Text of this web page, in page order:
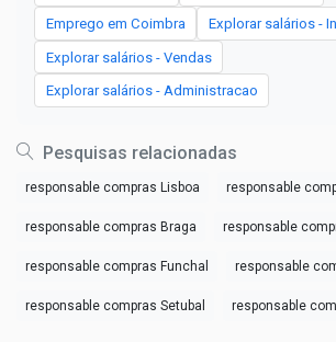
Emprego em Coimbra Explorar salários -
Explorar salários - Vendas
Explorar salários - Administracao
Pesquisas relacionadas
responsable compras Lisboa responsable
responsable compras Braga responsable
responsable compras Funchal responsable
responsable compras Setubal responsable